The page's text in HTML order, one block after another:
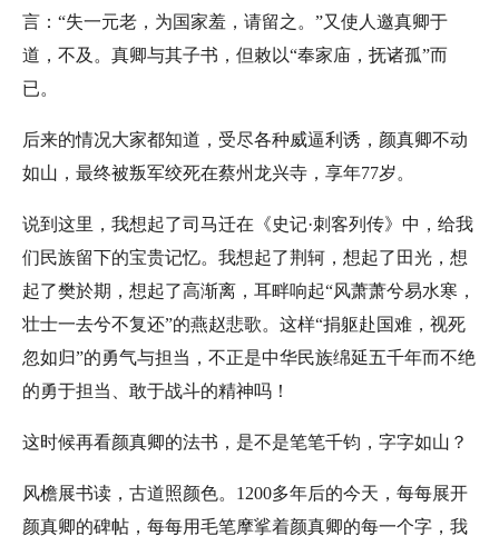
言：“失一元老，为国家羞，请留之。”又使人邀真卿于
道，不及。真卿与其子书，但敕以“奉家庙，抚诸孤”而
已。
后来的情况大家都知道，受尽各种威逼利诱，颜真卿不动
如山，最终被叛军绞死在蔡州龙兴寺，享年77岁。
说到这里，我想起了司马迁在《史记·刺客列传》中，给我
们民族留下的宝贵记忆。我想起了荆轲，想起了田光，想
起了樊於期，想起了高渐离，耳畔响起“风萧萧兮易水寒，
壮士一去兮不复还”的燕赵悲歌。这样“捐躯赴国难，视死
忽如归”的勇气与担当，不正是中华民族绵延五千年而不绝
的勇于担当、敢于战斗的精神吗！
这时候再看颜真卿的法书，是不是笔笔千钧，字字如山？
风檐展书读，古道照颜色。1200多年后的今天，每每展开
颜真卿的碑帖，每每用毛笔摩挲着颜真卿的每一个字，我